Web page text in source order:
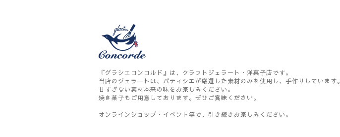
『グラシエコンコルド』は、クラフトジェラート・洋菓子店です。
当店のジェラートは、パティシエが厳選した素材のみを使用し、手作りしています。
甘すぎない素材本来の味をお楽しみください。
焼き菓子もご用意しております。ぜひご賞味ください。
オンラインショップ・イベント等で、引き続きお楽しみください。